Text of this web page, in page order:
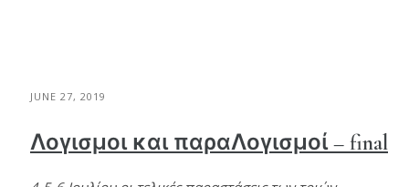
JUNE 27, 2019
Λογισμοι και παραΛογισμοί – final